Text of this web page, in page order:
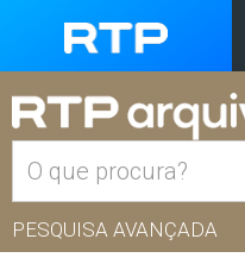
PESQUISA AVANÇADA